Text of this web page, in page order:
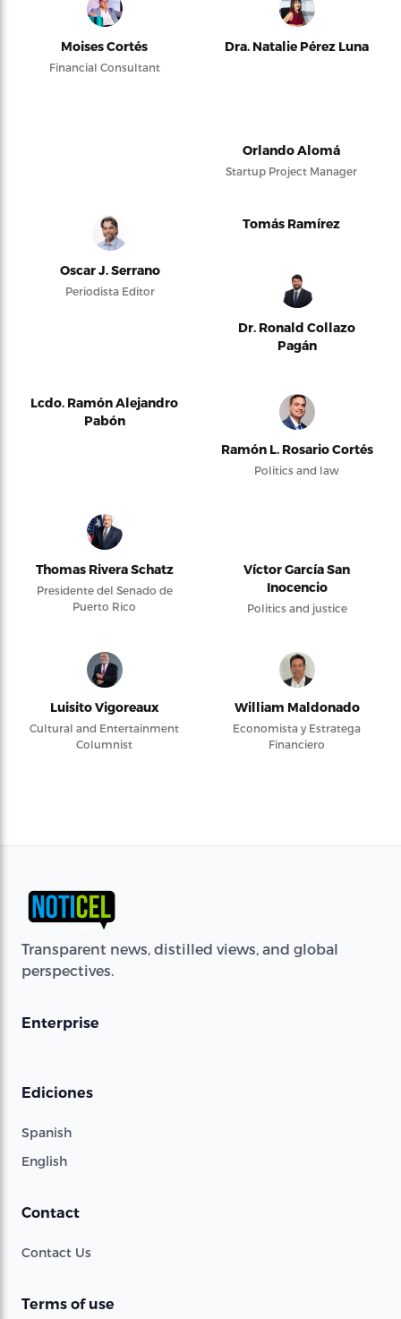
Moises Cortés
Financial Consultant
Dra. Natalie Pérez Luna
Orlando Alomá
Startup Project Manager
Oscar J. Serrano
Periodista Editor
Tomás Ramírez
Dr. Ronald Collazo
Pagán
Lcdo. Ramón Alejandro
Pabón
Ramón L. Rosario Cortés
Politics and law
Thomas Rivera Schatz
Presidente del Senado de
Puerto Rico
Víctor García San
Inocencio
Politics and justice
Luisito Vigoreaux
Cultural and Entertainment
Columnist
William Maldonado
Economista y Estratega
Financiero
Transparent news, distilled views, and global
perspectives.
Enterprise
Ediciones
Spanish
English
Contact
Contact Us
Terms of use